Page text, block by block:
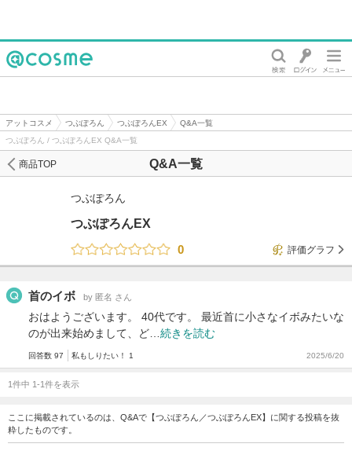
アットコスメ つぶぽろん つぶぽろんEX
Q&A一覧
つぶぽろん / つぶぽろんEX Q&A一覧
Q&A一覧
商品TOP
つぶぽろん
つぶぽろんEX
0
評価グラフ
首のイボ by 匿名 さん
おはようございます。 40代です。 最近首に小さなイボみたいな
のが出来始めまして、ど… 続きを読む
回答数 97 私もしりたい！ 1 2025/6/20
1件中 1-1件を表示
ここに掲載されているのは、Q&Aで【つぶぽろん／つぶぽろんEX】に関する投稿を抜
粋したものです。